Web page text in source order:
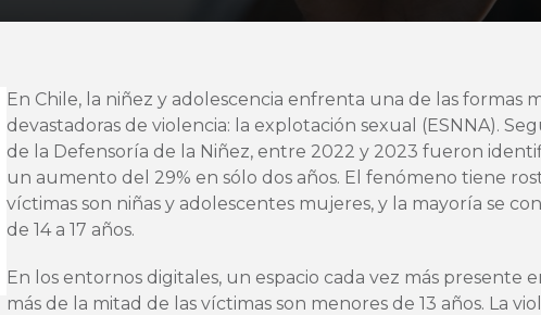
En Chile, la niñez y adolescencia enfrenta una de las formas
devastadoras de violencia: la explotación sexual (ESNNA).
de la Defensoría de la Niñez, entre 2022 y 2023 fueron
un aumento del 29% en sólo dos años. El fenómeno tiene
víctimas son niñas y adolescentes mujeres, y la mayoría se
de 14 a 17 años.
En los entornos digitales, un espacio cada vez más presente
más de la mitad de las víctimas son menores de 13 años. La